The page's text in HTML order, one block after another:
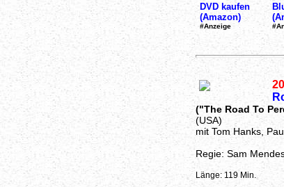
DVD kaufen
(Amazon)
#Anzeige
("The Road To
(USA)
mit Tom Hanks,
Regie: Sam
Länge: 119 Min.